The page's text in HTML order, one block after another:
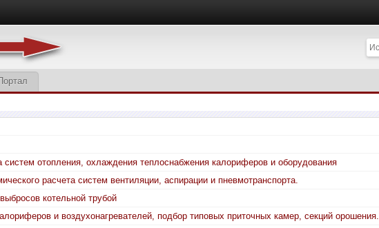
отопления, охлаждения теплоснабжения калориферов и оборудования
расчета систем вентиляции, аспирации и пневмотранспорта.
котельной трубой
и воздухонагревателей, подбор типовых приточных камер, секций орошения.